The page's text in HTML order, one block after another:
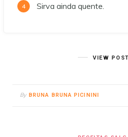
Sirva ainda quente.
VIEW POST
By BRUNA BRUNA PICININI